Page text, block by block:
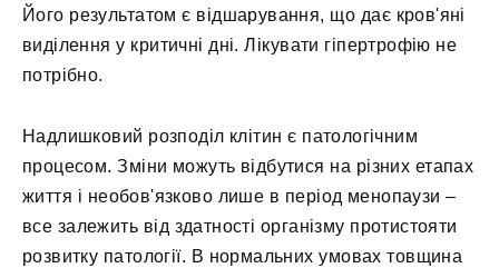
Його результатом є відшарування, що дає кров'яні
виділення у критичні дні. Лікувати гіпертрофію не
потрібно.
Надлишковий розподіл клітин є патологічним
процесом. Зміни можуть відбутися на різних етапах
життя і необов'язково лише в період менопаузи –
все залежить від здатності організму протистояти
розвитку патології. В нормальних умовах товщина